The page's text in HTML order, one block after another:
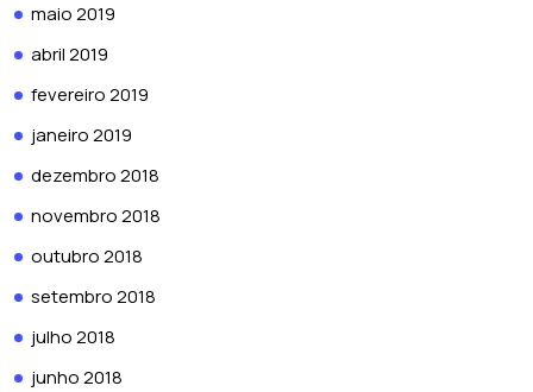
maio 2019
abril 2019
fevereiro 2019
janeiro 2019
dezembro 2018
novembro 2018
outubro 2018
setembro 2018
julho 2018
junho 2018